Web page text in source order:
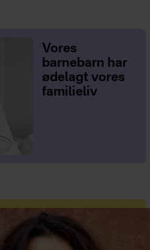
Vores
barnebarn har
ødelagt vores
familieliv